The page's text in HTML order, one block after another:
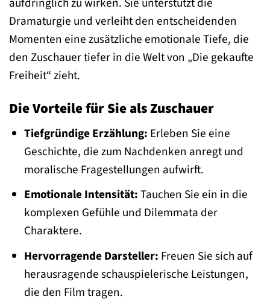
Dramaturgie und verleiht den entscheidenden
Momenten eine zusätzliche emotionale Tiefe, die
den Zuschauer tiefer in die Welt von „Die gekaufte
Freiheit“ zieht.
Die Vorteile für Sie als Zuschauer
Tiefgründige Erzählung: Erleben Sie eine
Geschichte, die zum Nachdenken anregt und
moralische Fragestellungen aufwirft.
Emotionale Intensität:Tauchen Sie ein in die
komplexen Gefühle und Dilemmata der
Charaktere.
Hervorragende Darsteller: Freuen Sie sich auf
herausragende schauspielerische Leistungen,
die den Film tragen.